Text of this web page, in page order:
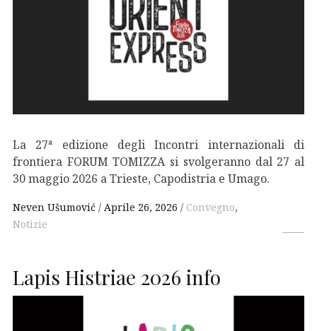
La 27ª edizione degli Incontri internazionali di
frontiera FORUM TOMIZZA si svolgeranno dal 27 al
30 maggio 2026 a Trieste, Capodistria e Umago.
Neven Ušumović Aprile 26, 2026 Convegno,
Notizie
Lapis Histriae 2026 info